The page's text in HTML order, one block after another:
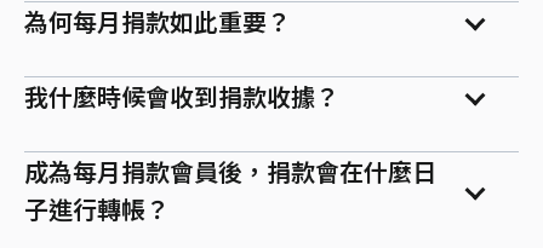
為何每月捐款如此重要？
我什麼時候會收到捐款收據？
成為每月捐款會員後，捐款會在什麼日
子進行轉帳？